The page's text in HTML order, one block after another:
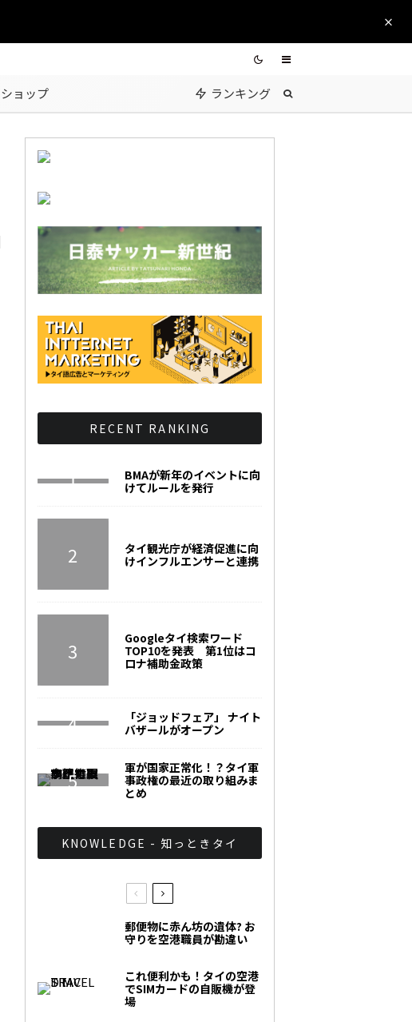
ショップ ランキング
RECENT RANKING
BMAが新年のイベントに向
けてルールを発行
タイ観光庁が経済促進に向
けインフルエンサーと連携
Googleタイ検索ワード
TOP10を発表 第1位はコ
ロナ補助金政策
「ジョッドフェア」 ナイト
バザールがオープン
軍が国家正常化！？タイ軍
事政権の最近の取り組みま
とめ
KNOWLEDGE - 知っときタイ
郵便物に赤ん坊の遺体? お
守りを空港職員が勘違い
これ便利かも！タイの空港
でSIMカードの自販機が登
場